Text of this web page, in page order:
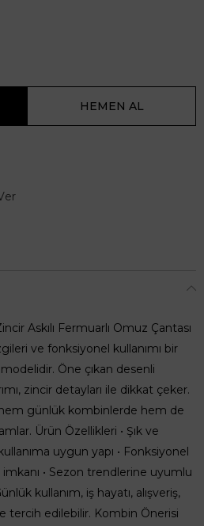
Askılı Fermuarlı Omuz Çantası
ve fonksiyonel kullanımı bir
Öne çıkan desenli
zincir detayları ile dikkat çeker.
hem günlük kombinlerde hem de
Ürün Özellikleri • Şık ve
uygun yapı • Fonksiyonel
• Sezon trendlerine uyumlu
kullanım, iş hayatı, alışveriş,
tercih edilebilir. Kombin Önerisi